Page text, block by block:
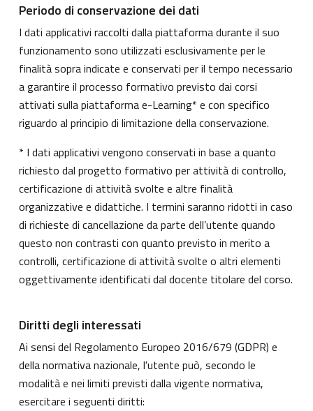
Periodo di conservazione dei dati
I dati applicativi raccolti dalla piattaforma durante il suo
funzionamento sono utilizzati esclusivamente per le
finalità sopra indicate e conservati per il tempo necessario
a garantire il processo formativo previsto dai corsi
attivati sulla piattaforma e-Learning* e con specifico
riguardo al principio di limitazione della conservazione.
* I dati applicativi vengono conservati in base a quanto
richiesto dal progetto formativo per attività di controllo,
certificazione di attività svolte e altre finalità
organizzative e didattiche. I termini saranno ridotti in caso
di richieste di cancellazione da parte dell’utente quando
questo non contrasti con quanto previsto in merito a
controlli, certificazione di attività svolte o altri elementi
oggettivamente identificati dal docente titolare del corso.
Diritti degli interessati
Ai sensi del Regolamento Europeo 2016/679 (GDPR) e
della normativa nazionale, l'utente può, secondo le
modalità e nei limiti previsti dalla vigente normativa,
esercitare i seguenti diritti: